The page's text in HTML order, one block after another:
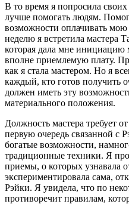
В то время я попросила
лучше помогать людям.
возможности оплачивать мою
неделю я встретила мастера
которая дала мне инициацию
вполне приемлемую плату.
как я стала мастером. Но я
каждый, кто готов получить
должен иметь эту
материального положения.
Должность мастера требует
первую очередь связанной с
богатые возможности,
традиционные техники. Я
приемы, о которых узнавала
экспериментировала сама,
Рэйки. Я увидела, что по
противоречит правилам,